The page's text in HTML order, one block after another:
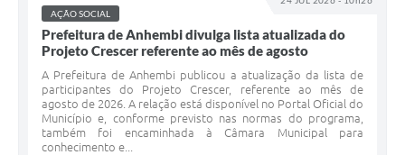
AÇÃO SOCIAL
Prefeitura de Anhembi divulga lista atualizada do
Projeto Crescer referente ao mês de agosto
A Prefeitura de Anhembi publicou a atualização da lista de
participantes do Projeto Crescer, referente ao mês de
agosto de 2026. A relação está disponível no Portal Oficial do
Município e, conforme previsto nas normas do programa,
também foi encaminhada à Câmara Municipal para
conhecimento e...